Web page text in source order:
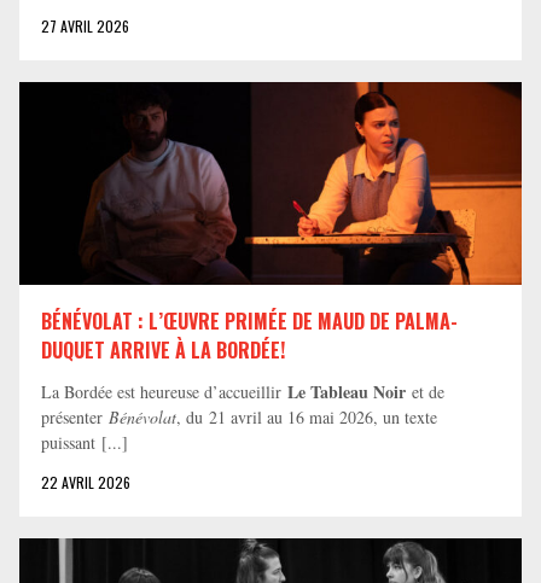
27 AVRIL 2026
BÉNÉVOLAT : L’ŒUVRE PRIMÉE DE MAUD DE PALMA-
DUQUET ARRIVE À LA BORDÉE!
La Bordée est heureuse d’accueillir Le Tableau Noir et de
présenter Bénévolat, du 21 avril au 16 mai 2026, un texte
puissant [...]
22 AVRIL 2026